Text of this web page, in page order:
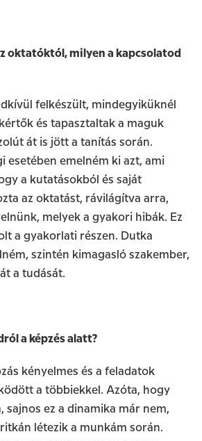
oktatóktól, milyen a kapcsolatod
felkészült, mindegyiküknél
és tapasztaltak a maguk
át is jött a tanítás során.
esetében emelném ki azt, ami
a kutatásokból és saját
az oktatást, rávilágítva arra,
melyek a gyakori hibák. Ez
a gyakorlati részen. Dutka
szintén kimagasló szakember,
a tudását.
a képzés alatt?
kényelmes és a feladatok
a többiekkel. Azóta, hogy
sajnos ez a dinamika már nem,
létezik a munkám során.